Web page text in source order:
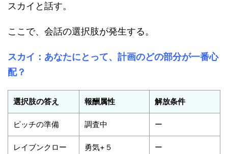
スカイと話す。
ここで、会話の選択肢が発生する。
スカイ：あなたにとって、計画のどの部分が一番心
配？
選択肢の答え 報酬属性 解放条件
ピッチの準備 調査中 ー
レイブンクロー
勇気+５ ー